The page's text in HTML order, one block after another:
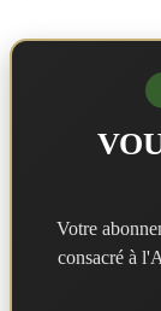
Votre
consacré à